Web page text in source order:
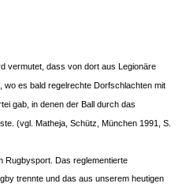
vermutet, dass von dort aus Legionäre
es bald regelrechte Dorfschlachten mit
gab, in denen der Ball durch das
(vgl. Matheja, Schütz, München 1991, S.
Rugbysport. Das reglementierte
trennte und das aus unserem heutigen